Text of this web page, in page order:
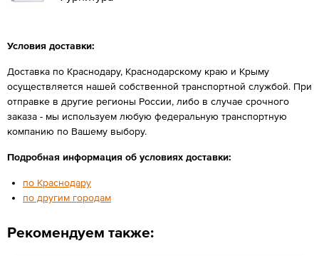
Условия доставки:
Доставка по Краснодару, Краснодарскому краю и Крыму
осуществляется нашей собственной транспортной службой. При
отправке в другие регионы России, либо в случае срочного
заказа - мы используем любую федеральную транспортную
компанию по Вашему выбору.
Подробная информация об условиях доставки:
по Краснодару
по другим городам
Рекомендуем также: